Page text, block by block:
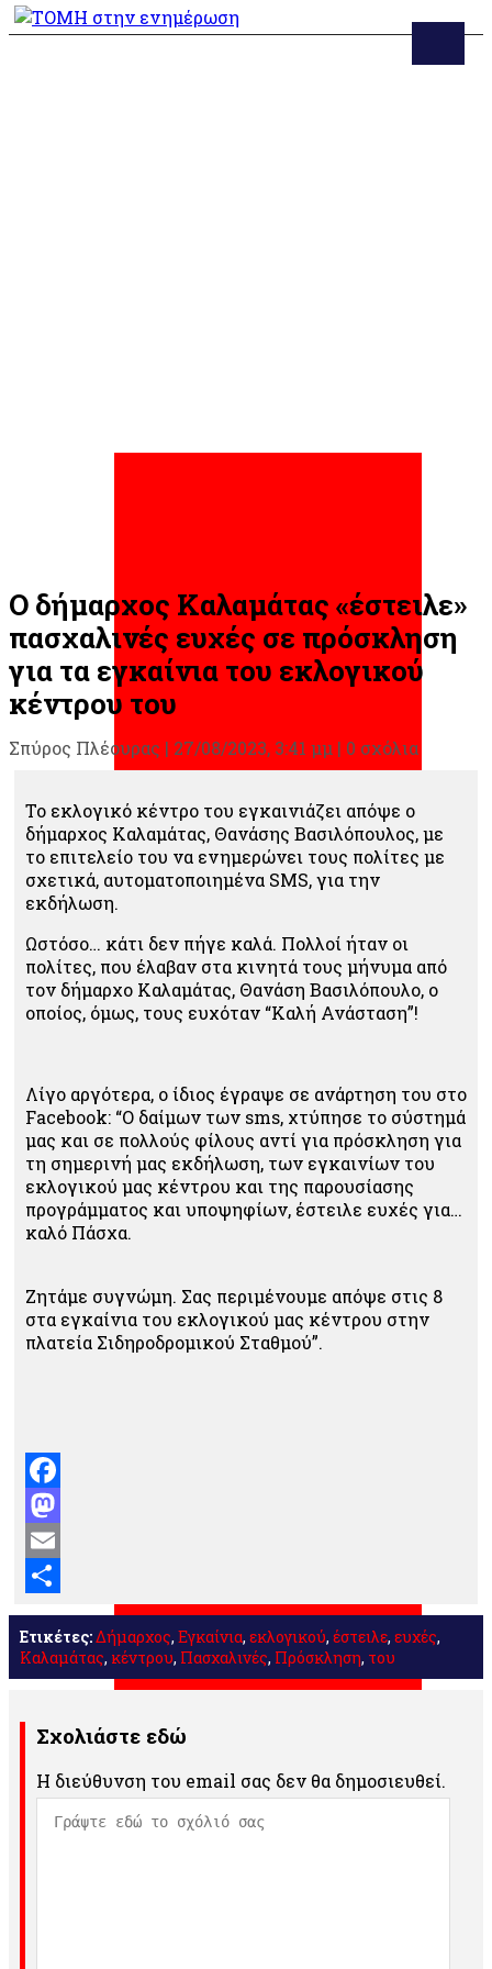
Ο δήμαρχος Καλαμάτας «έστειλε»
πασχαλινές ευχές σε πρόσκληση
για τα εγκαίνια του εκλογικού
κέντρου του
Σπύρος Πλέουρας | 27/08/2023, 3:41 μμ | 0 σχόλια
Το εκλογικό κέντρο του εγκαινιάζει απόψε ο
δήμαρχος Καλαμάτας, Θανάσης Βασιλόπουλος, με
το επιτελείο του να ενημερώνει τους πολίτες με
σχετικά, αυτοματοποιημένα SMS, για την
εκδήλωση.
Ωστόσο… κάτι δεν πήγε καλά. Πολλοί ήταν οι
πολίτες, που έλαβαν στα κινητά τους μήνυμα από
τον δήμαρχο Καλαμάτας, Θανάση Βασιλόπουλο, ο
οποίος, όμως, τους ευχόταν “Καλή Ανάσταση”!
Λίγο αργότερα, ο ίδιος έγραψε σε ανάρτηση του στο
Facebook: “O δαίμων των sms, χτύπησε το σύστημά
μας και σε πολλούς φίλους αντί για πρόσκληση για
τη σημερινή μας εκδήλωση, των εγκαινίων του
εκλογικού μας κέντρου και της παρουσίασης
προγράμματος και υποψηφίων, έστειλε ευχές για…
καλό Πάσχα.
Ζητάμε συγνώμη. Σας περιμένουμε απόψε στις 8
στα εγκαίνια του εκλογικού μας κέντρου στην
πλατεία Σιδηροδρομικού Σταθμού”.
Facebook
Mastodon
Email
Μοιραστείτε
Ετικέτες:Δήμαρχος, Εγκαίνια, εκλογικού, έστειλε, ευχές,
Καλαμάτας, κέντρου, Πασχαλινές, Πρόσκληση, του
Σχολιάστε εδώ
Η διεύθυνση του email σας δεν θα δημοσιευθεί.